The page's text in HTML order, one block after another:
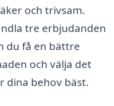
och trivsam.
tre erbjudanden
du få en bättre
och välja det
dina behov bäst.